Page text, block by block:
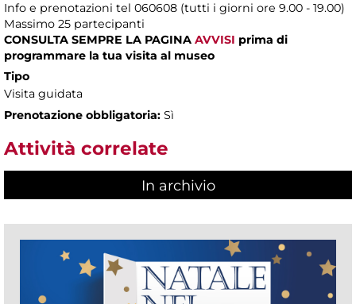
Info e prenotazioni tel 060608 (tutti i giorni ore 9.00 - 19.00)
Massimo 25 partecipanti
CONSULTA SEMPRE LA PAGINA AVVISI prima di
programmare la tua visita al museo
Tipo
Visita guidata
Prenotazione obbligatoria: Sì
Attività correlate
In archivio